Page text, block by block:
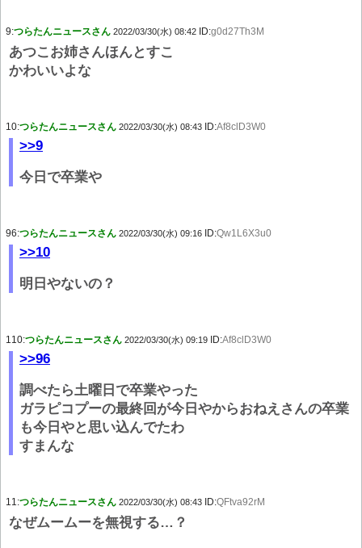
9:つらたんニュースさん 2022/03/30(水) 08:42 ID:g0d27Th3M
あつこお姉さんほんとすこ
かわいいよな
10:つらたんニュースさん 2022/03/30(水) 08:43 ID:Af8clD3W0
>>9
今日で卒業や
96:つらたんニュースさん 2022/03/30(水) 09:16 ID:Qw1L6X3u0
>>10
明日やないの？
110:つらたんニュースさん 2022/03/30(水) 09:19 ID:Af8clD3W0
>>96
調べたら土曜日で卒業やった
ガラピコプーの最終回が今日やからおねえさんの卒業
も今日やと思い込んでたわ
すまんな
11:つらたんニュースさん 2022/03/30(水) 08:43 ID:QFtva92rM
なぜムームーを無視する…？